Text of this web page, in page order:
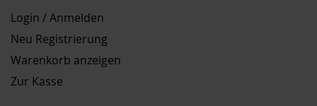
Login / Anmelden
Neu Registrierung
Warenkorb anzeigen
Zur Kasse